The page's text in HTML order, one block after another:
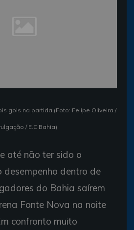
gols na partida (Foto: Felipe Oliveira /
/ E.C Bahia)
até não ter sido o
desempenho dentro de
do Bahia saírem
Fonte Nova na noite
confronto muito